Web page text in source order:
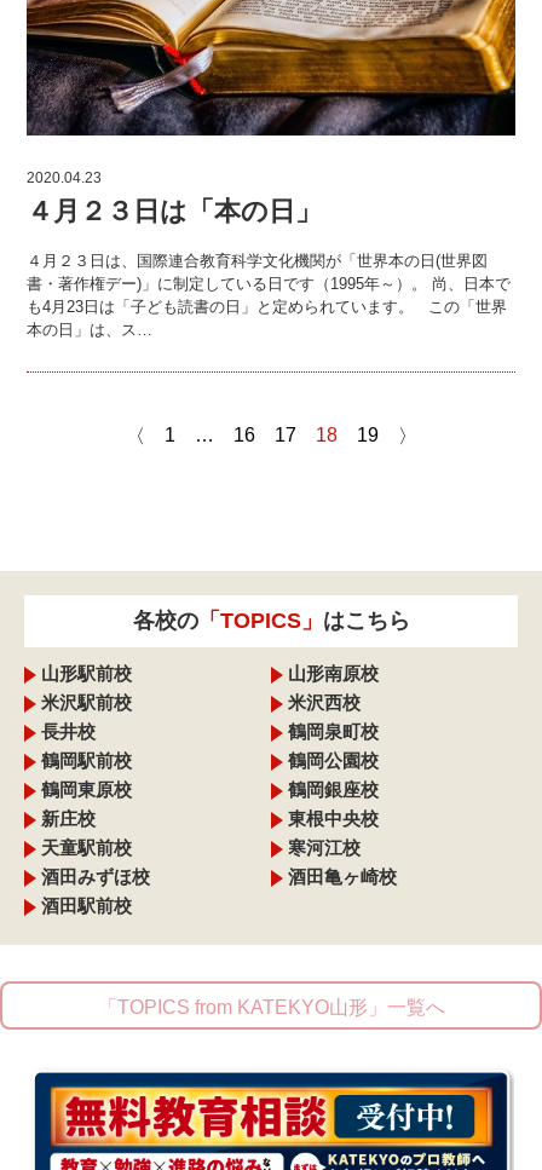
2020.04.23
４月２３日は「本の日」
４月２３日は、国際連合教育科学文化機関が「世界本の日(世界図
書・著作権デー)」に制定している日です（1995年～）。 尚、日本で
も4月23日は「子ども読書の日」と定められています。 この「世界
本の日」は、ス…
〈 1 … 16 17 18 19 〉
各校の「TOPICS」 はこちら
山形駅前校
山形南原校
米沢駅前校
米沢西校
長井校
鶴岡泉町校
鶴岡駅前校
鶴岡公園校
鶴岡東原校
鶴岡銀座校
新庄校
東根中央校
天童駅前校
寒河江校
酒田みずほ校
酒田亀ヶ崎校
酒田駅前校
「TOPICS from KATEKYO山形」一覧へ